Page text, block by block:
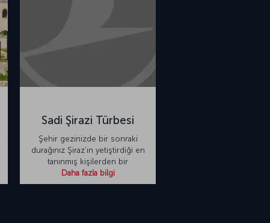
Sadi Şirazi Türbesi
Şehir gezinizde bir sonraki
durağınız Şiraz’ın yetiştirdiği en
tanınmış kişilerden bir
Daha fazla bilgi